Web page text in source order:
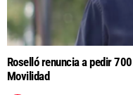
Roselló renuncia a pedir
Movilidad